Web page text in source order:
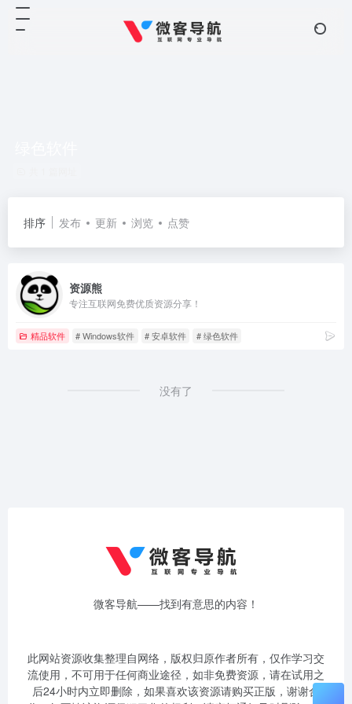
排序 发布 更新 浏览 点赞
资源熊
专注互联网免费优质资源分享！
精品软件 # Windows软件 # 安卓软件 # 绿色软件
没有了
微客导航——找到有意思的内容！
此网站资源收集整理自网络，版权归原作者所有，仅作学习交
流使用，不可用于任何商业途径，如非免费资源，请在试用之
后24小时内立即删除，如果喜欢该资源请购买正版，谢谢合